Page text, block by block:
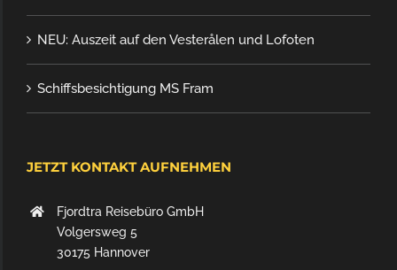
NEU: Auszeit auf den Vesterålen und Lofoten
Schiffsbesichtigung MS Fram
JETZT KONTAKT AUFNEHMEN
Fjordtra Reisebüro GmbH
Volgersweg 5
30175 Hannover